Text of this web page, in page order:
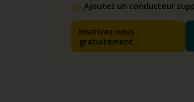
Ajoutez un conducteur
Inscrivez-vous
gratuitement